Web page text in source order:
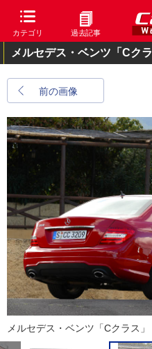
カテゴリ 過去記事
メルセデス・ベンツ「Cクラ
前の画像
メルセデス・ベンツ「Cクラス」